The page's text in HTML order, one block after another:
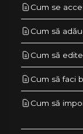
Cum se
Cum să
Cum să
Cum să faci
Cum să